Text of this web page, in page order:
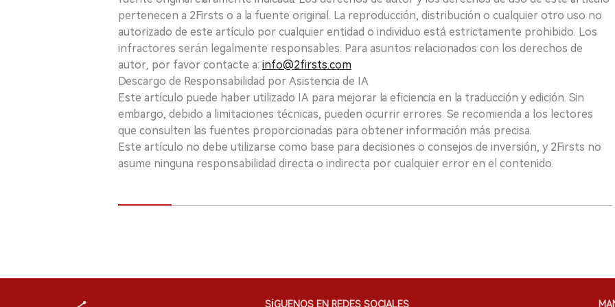
pertenecen a 2Firsts o a la fuente original. La reproducción, distribución o cualquier otro uso no
autorizado de este artículo por cualquier entidad o individuo está estrictamente prohibido. Los
infractores serán legalmente responsables. Para asuntos relacionados con los derechos de
autor, por favor contacte a: info@2firsts.com
Descargo de Responsabilidad por Asistencia de IA
Este artículo puede haber utilizado IA para mejorar la eficiencia en la traducción y edición. Sin
embargo, debido a limitaciones técnicas, pueden ocurrir errores. Se recomienda a los lectores
que consulten las fuentes proporcionadas para obtener información más precisa.
Este artículo no debe utilizarse como base para decisiones o consejos de inversión, y 2Firsts no
asume ninguna responsabilidad directa o indirecta por cualquier error en el contenido.
SÍGUENOS EN REDES SOCIALES